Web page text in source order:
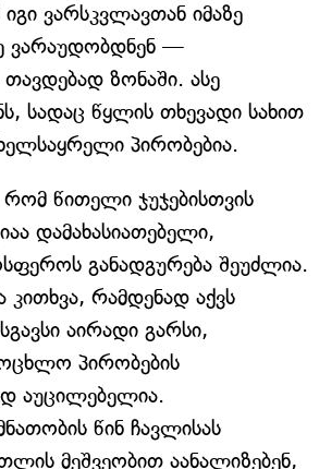
ვარსკვლავთან იმაზე
ვარაუდობდნენ —
ზონაში. ასე
სადაც წყლის თხევადი სახით
პირობებია.
წითელი ჯუჯებისთვის
დამახასიათებელი,
განადგურება შეუძლია.
კითხვა, რამდენად აქვს
აირადი გარსი,
პირობების
აუცილებელია.
წინ ჩავლისას
მეშვეობით აანალიზებენ,